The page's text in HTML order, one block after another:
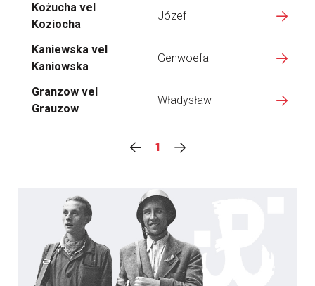
Kożucha vel
Koziocha
Józef
Kaniewska vel
Kaniowska
Genwoefa
Granzow vel
Grauzow
Władysław
1